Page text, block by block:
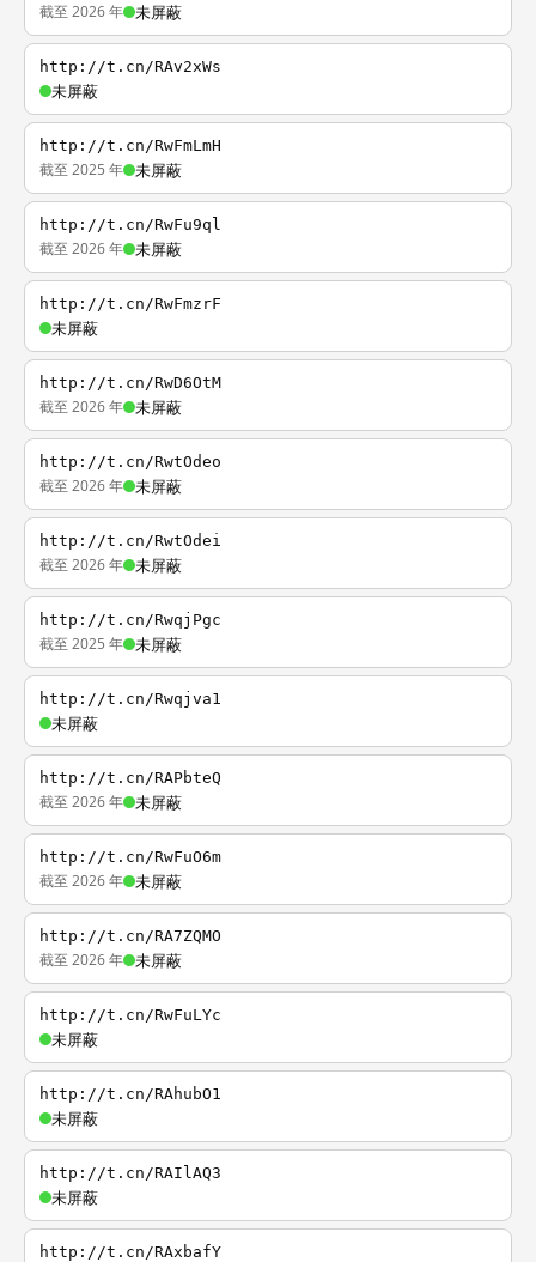
截至 2026 年 未屏蔽
http://t.cn/RAv2xWs
未屏蔽
http://t.cn/RwFmLmH
截至 2025 年 未屏蔽
http://t.cn/RwFu9ql
截至 2026 年 未屏蔽
http://t.cn/RwFmzrF
未屏蔽
http://t.cn/RwD6OtM
截至 2026 年 未屏蔽
http://t.cn/RwtOdeo
截至 2026 年 未屏蔽
http://t.cn/RwtOdei
截至 2026 年 未屏蔽
http://t.cn/RwqjPgc
截至 2025 年 未屏蔽
http://t.cn/Rwqjva1
未屏蔽
http://t.cn/RAPbteQ
截至 2026 年 未屏蔽
http://t.cn/RwFuO6m
截至 2026 年 未屏蔽
http://t.cn/RA7ZQMO
截至 2026 年 未屏蔽
http://t.cn/RwFuLYc
未屏蔽
http://t.cn/RAhubO1
未屏蔽
http://t.cn/RAIlAQ3
未屏蔽
http://t.cn/RAxbafY